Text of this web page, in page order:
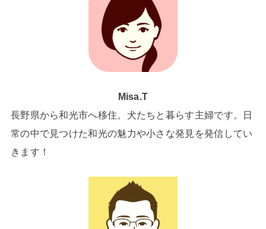
Misa.T
長野県から和光市へ移住。犬たちと暮らす主婦です。日
常の中で見つけた和光の魅力や小さな発見を発信してい
きます！